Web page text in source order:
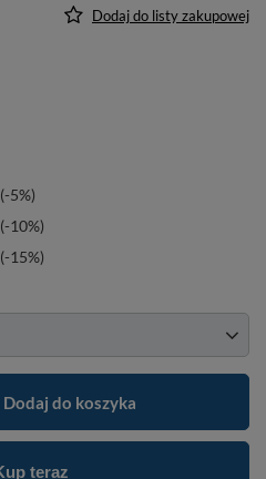
Dodaj do listy zakupowej
Dodaj do koszyka
(-5%)
(-10%)
(-15%)